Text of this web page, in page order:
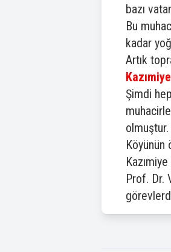
bazı
Bu
kadar
Artık
Şimdi
Köyünün
Prof. Dr.